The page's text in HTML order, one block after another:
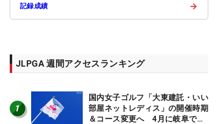
記録成績 →
JLPGA 週間アクセスランキング
1
国内女子ゴルフ「大東建託・いい
部屋ネットレディス」の開催時期
＆コース変更へ 4月に岐阜で開